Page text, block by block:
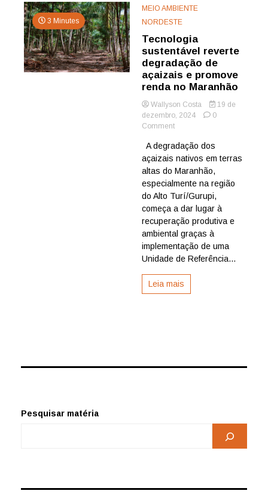
3 Minutes
MEIO AMBIENTE
NORDESTE
Tecnologia
sustentável reverte
degradação de
açaizais e promove
renda no Maranhão
Wallyson Costa
19 de
dezembro, 2024
0
Commenton
sustentável
reverte
degradação
e
promove
renda
no
Maranhão
A degradação dos
açaizais nativos em terras
altas do Maranhão,
especialmente na região
do Alto Turí/Gurupi,
começa a dar lugar à
recuperação produtiva e
ambiental graças à
implementação de uma
Unidade de Referência...
Leia mais
Pesquisar matéria